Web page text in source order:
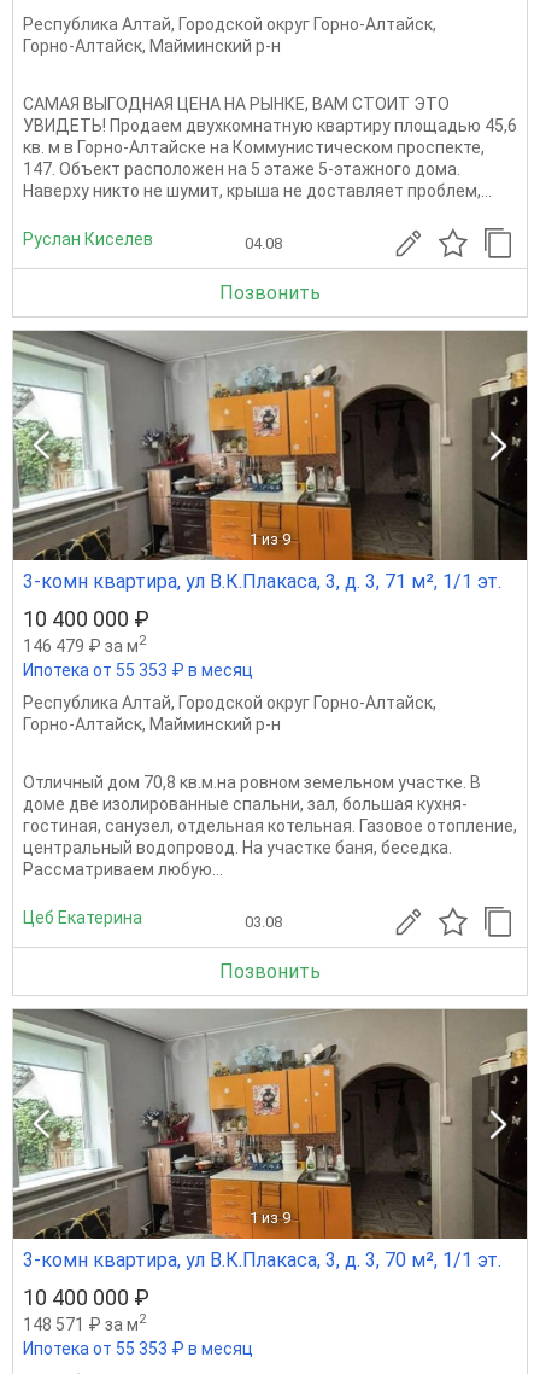
Республика Алтай, Городской округ Горно-Алтайск,
Горно-Алтайск, Майминский р-н
САМАЯ ВЫГОДНАЯ ЦЕНА НА РЫНКЕ, ВАМ СТОИТ ЭТО
УВИДЕТЬ! Продаем двухкомнатную квартиру площадью 45,6
кв. м в Горно-Алтайске на Коммунистическом проспекте,
147. Объект расположен на 5 этаже 5-этажного дома.
Наверху никто не шумит, крыша не доставляет проблем,...
Руслан Киселев 04.08
Позвонить
1 из 9
3-комн квартира, ул В.К.Плакаса, 3, д. 3, 71 м², 1/1 эт.
10 400 000 ₽
146 479 ₽ за м2
Ипотека от 55 353 ₽ в месяц
Республика Алтай, Городской округ Горно-Алтайск,
Горно-Алтайск, Майминский р-н
Отличный дом 70,8 кв.м.на ровном земельном участке. В
доме две изолированные спальни, зал, большая кухня-
гостиная, санузел, отдельная котельная. Газовое отопление,
центральный водопровод. На участке баня, беседка.
Рассматриваем любую...
Цеб Екатерина 03.08
Позвонить
1 из 9
3-комн квартира, ул В.К.Плакаса, 3, д. 3, 70 м², 1/1 эт.
10 400 000 ₽
148 571 ₽ за м2
Ипотека от 55 353 ₽ в месяц